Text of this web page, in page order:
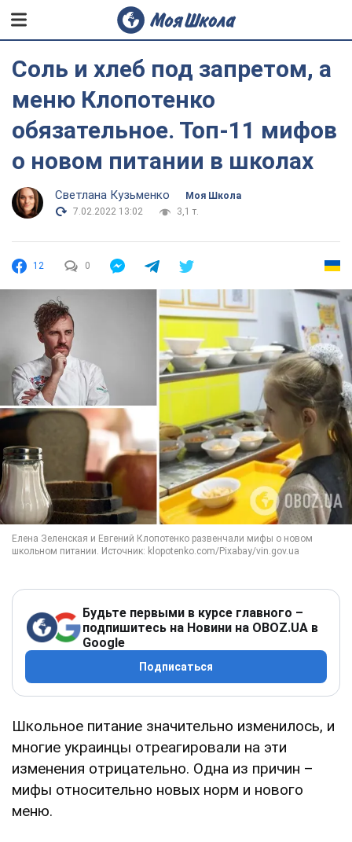
Соль и хлеб под запретом, а
меню Клопотенко
обязательное. Топ-11 мифов
о новом питании в школах
Светлана Кузьменко
Моя Школа
7.02.2022 13:02
3,1 т.
12 0
Будьте первыми в курсе главного –
подпишитесь на Новини на OBOZ.UA в
Google
Подписаться
Школьное питание значительно изменилось, и
многие украинцы отреагировали на эти
изменения отрицательно. Одна из причин –
мифы относительно новых норм и нового
меню.